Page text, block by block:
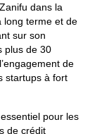
dans la
long terme et de
sur son
plus de 30
de
startups à fort
pour les
de crédit